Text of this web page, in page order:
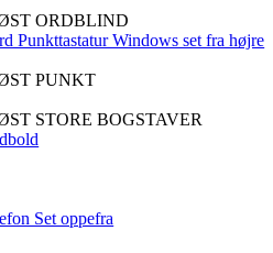
ORDBLIND
PUNKT
STORE BOGSTAVER